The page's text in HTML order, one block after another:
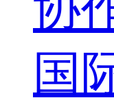
国